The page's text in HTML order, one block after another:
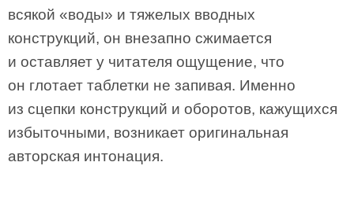
всякой «воды» и тяжелых вводных
конструкций, он внезапно сжимается
и оставляет у читателя ощущение, что
он глотает таблетки не запивая. Именно
из сцепки конструкций и оборотов, кажущихся
избыточными, возникает оригинальная
авторская интонация.